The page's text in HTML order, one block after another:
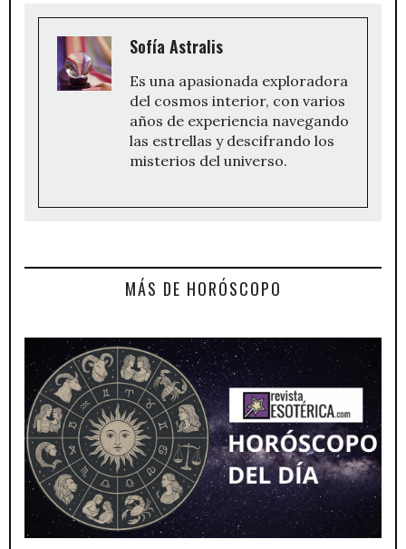
Sofía Astralis
Es una apasionada exploradora
del cosmos interior, con varios
años de experiencia navegando
las estrellas y descifrando los
misterios del universo.
MÁS DE HORÓSCOPO